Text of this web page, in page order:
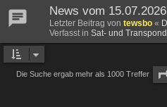
News vom 15.07.2026
Letzter Beitrag von tewsbo «
Verfasst in Sat- und
Die Suche ergab mehr als 1000 Treffer